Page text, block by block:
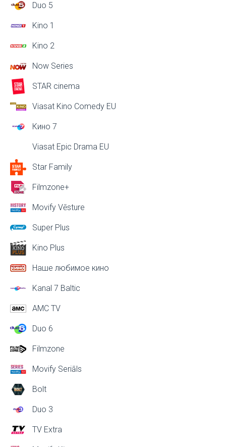
Duo 5
Kino 1
Kino 2
Now Series
STAR cinema
Viasat Kino Comedy EU
Кино 7
Viasat Epic Drama EU
Star Family
Filmzone+
Movify Vēsture
Super Plus
Kino Plus
Наше любимое кино
Kanal 7 Baltic
AMC TV
Duo 6
Filmzone
Movify Seriāls
Bolt
Duo 3
TV Extra